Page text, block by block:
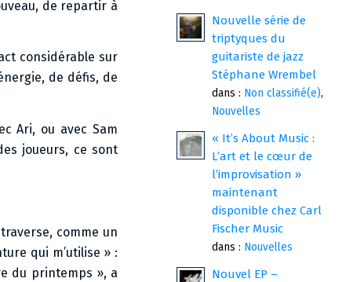
de repartir à
considérable sur
de défis, de
Ari, ou avec Sam
joueurs, ce sont
comme un
qui m’utilise » :
du printemps », a
Nouvelle série de
triptyques du
guitariste de jazz
Stéphane Wrembel
dans : Non classifié(e),
Nouvelles
« It’s About Music :
L’art et le cœur de
l’improvisation »
maintenant
disponible chez Carl
Fischer Music
dans : Nouvelles
Nouvel EP –